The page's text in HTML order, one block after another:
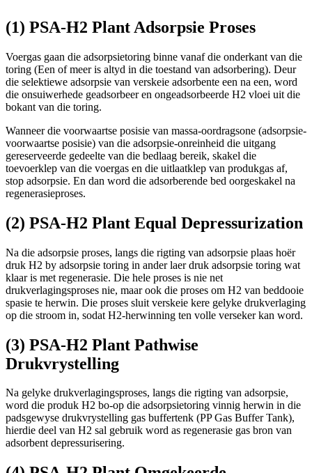
(1) PSA-H2 Plant Adsorpsie Proses
Voergas gaan die adsorpsietoring binne vanaf die onderkant van die
toring (Een of meer is altyd in die toestand van adsorbering). Deur
die selektiewe adsorpsie van verskeie adsorbente een na een, word
die onsuiwerhede geadsorbeer en ongeadsorbeerde H2 vloei uit die
bokant van die toring.
Wanneer die voorwaartse posisie van massa-oordragsone (adsorpsie-
voorwaartse posisie) van die adsorpsie-onreinheid die uitgang
gereserveerde gedeelte van die bedlaag bereik, skakel die
toevoerklep van die voergas en die uitlaatklep van produkgas af,
stop adsorpsie. En dan word die adsorberende bed oorgeskakel na
regenerasieproses.
(2) PSA-H2 Plant Equal Depressurization
Na die adsorpsie proses, langs die rigting van adsorpsie plaas hoër
druk H2 by adsorpsie toring in ander laer druk adsorpsie toring wat
klaar is met regenerasie. Die hele proses is nie net
drukverlagingsproses nie, maar ook die proses om H2 van beddooie
spasie te herwin. Die proses sluit verskeie kere gelyke drukverlaging
op die stroom in, sodat H2-herwinning ten volle verseker kan word.
(3) PSA-H2 Plant Pathwise
Drukvrystelling
Na gelyke drukverlagingsproses, langs die rigting van adsorpsie,
word die produk H2 bo-op die adsorpsietoring vinnig herwin in die
padsgewyse drukvrystelling gas buffertenk (PP Gas Buffer Tank),
hierdie deel van H2 sal gebruik word as regenerasie gas bron van
adsorbent depressurisering.